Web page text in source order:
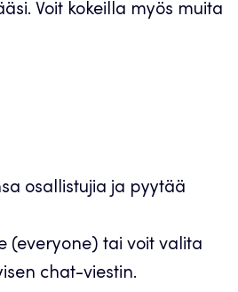
Voit kokeilla myös muita
osallistujia ja pyytää
(everyone) tai voit valita
chat-viestin.